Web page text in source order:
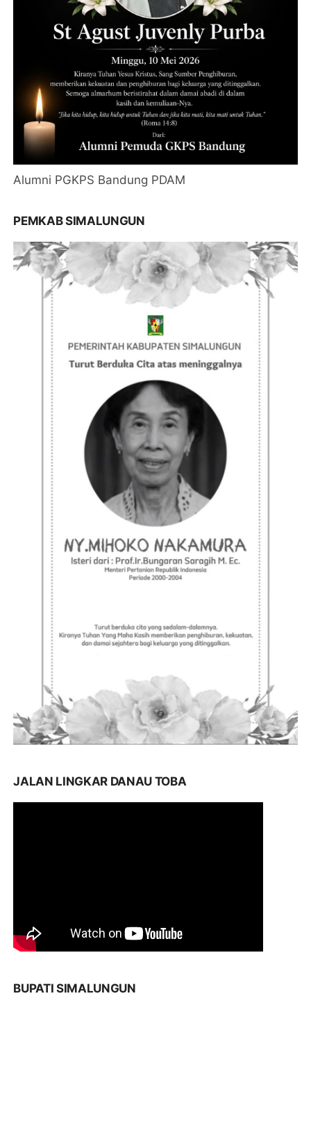
Alumni PGKPS Bandung PDAM
PEMKAB SIMALUNGUN
JALAN LINGKAR DANAU TOBA
BUPATI SIMALUNGUN